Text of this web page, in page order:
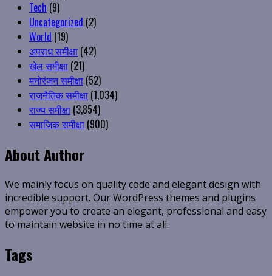
Tech (9)
Uncategorized (2)
World (19)
अपराध समीक्षा (42)
खेल समीक्षा (21)
मनोरंजन समीक्षा (52)
राजनैतिक समीक्षा (1,034)
राज्य समीक्षा (3,854)
समाजिक समीक्षा (900)
About Author
We mainly focus on quality code and elegant design with
incredible support. Our WordPress themes and plugins
empower you to create an elegant, professional and easy
to maintain website in no time at all.
Tags